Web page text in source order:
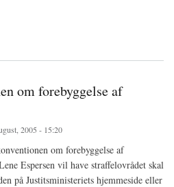
om forebyggelse af
2005 - 15:20
om forebyggelse af
Espersen vil have straffelovrådet skal
på Justitsministeriets hjemmeside eller